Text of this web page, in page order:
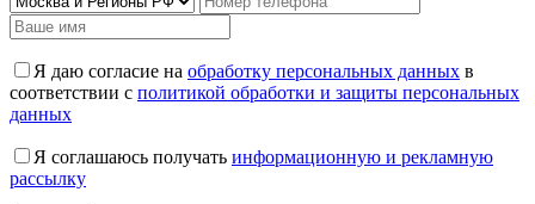
Я даю согласие на обработку персональных данных в
соответствии с политикой обработки и защиты персональных
данных
Я соглашаюсь получать информационную и рекламную
рассылку